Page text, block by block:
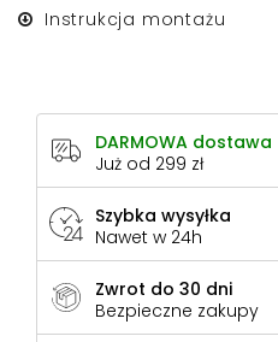
Instrukcja montażu
DARMOWA dostawa
Już od 299 zł
Szybka wysyłka
Nawet w 24h
Zwrot do 30 dni
Bezpieczne zakupy